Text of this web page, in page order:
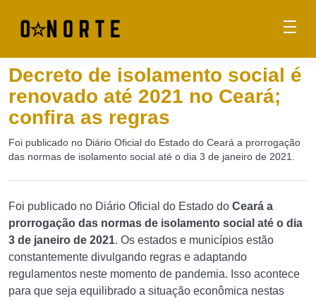
Decreto de isolamento social é
renovado até 2021 no Ceará;
confira as regras
Foi publicado no Diário Oficial do Estado do Ceará a prorrogação
das normas de isolamento social até o dia 3 de janeiro de 2021.
Foi publicado no Diário Oficial do Estado do Ceará a
prorrogação das normas de isolamento social até o dia
3 de janeiro de 2021. Os estados e municípios estão
constantemente divulgando regras e adaptando
regulamentos neste momento de pandemia. Isso acontece
para que seja equilibrado a situação econômica nestas